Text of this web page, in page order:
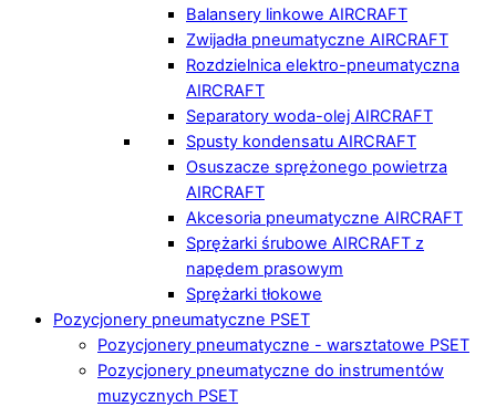
Balansery linkowe AIRCRAFT
Zwijadła pneumatyczne AIRCRAFT
Rozdzielnica elektro-pneumatyczna
AIRCRAFT
Separatory woda-olej AIRCRAFT
Spusty kondensatu AIRCRAFT
Osuszacze sprężonego powietrza
AIRCRAFT
Akcesoria pneumatyczne AIRCRAFT
Sprężarki śrubowe AIRCRAFT z
napędem prasowym
Sprężarki tłokowe
Pozycjonery pneumatyczne PSET
Pozycjonery pneumatyczne - warsztatowe PSET
Pozycjonery pneumatyczne do instrumentów
muzycznych PSET